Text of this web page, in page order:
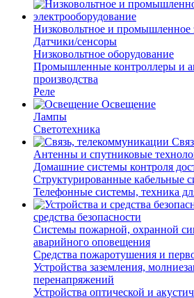
Низковольтное и промышленное
Датчики/сенсоры
Низковольтное оборудование
Промышленные контроллеры и
производства
Реле
Освещение
Лампы
Светотехника
Антенны и спутниковые
Домашние системы контроля
Структурированные кабельные
Телефонные системы, техника
средства безопасности
Системы пожарной, охранной
аварийного оповещения
Средства пожаротушения и
Устройства заземления,
перенапряжений
Устройства оптической и